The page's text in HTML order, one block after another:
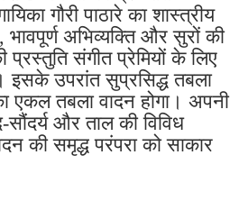
गौरी पाठारे का शास्त्रीय
भावपूर्ण अभिव्यक्ति और सुरों की
संगीत प्रेमियों के लिए
इसके उपरांत सुप्रसिद्ध तबला
एकल तबला वादन होगा। अपनी
और ताल की विविध
की समृद्ध परंपरा को साकार